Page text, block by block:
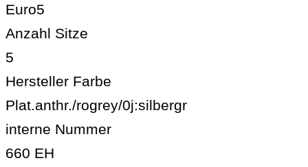
Euro5
Anzahl Sitze
5
Hersteller Farbe
Plat.anthr./rogrey/0j:silbergr
interne Nummer
660 EH